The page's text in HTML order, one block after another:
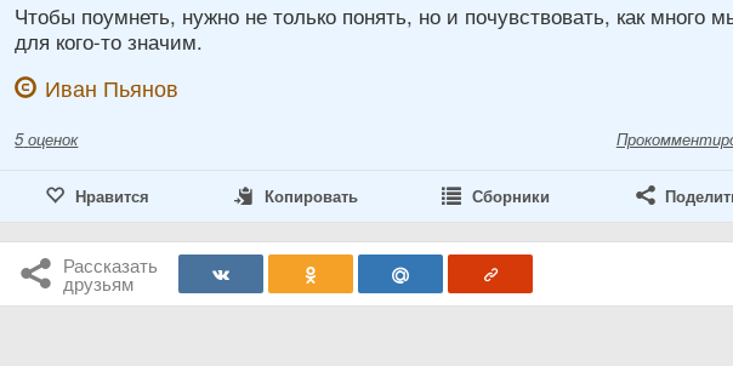
Чтобы поумнеть, нужно не только понять, но и почувствовать, как много
для кого-то значим.
Иван Пьянов
5 оценок
Нравится Копировать Сборники
Рассказать
друзьям